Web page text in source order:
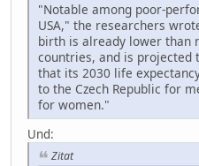
"Notable among poor-
USA," the researchers
birth is already lower than
countries, and is
that its 2030 life
to the Czech Republic for
for women."
Und:
Zitat